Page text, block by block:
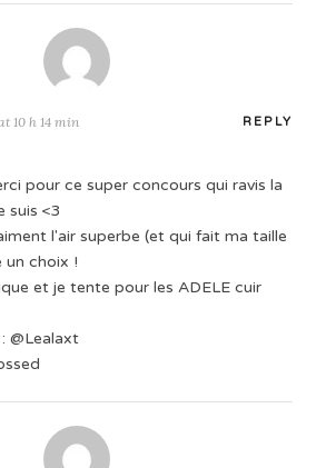
10 h 14 min REPLY
pour ce super concours qui ravis la
suis <3
l'air superbe (et qui fait ma taille
un choix !
et je tente pour les ADELE cuir
@Lealaxt